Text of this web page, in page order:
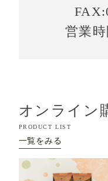
営業
オンライン
PRODUCT LIST
一覧をみる